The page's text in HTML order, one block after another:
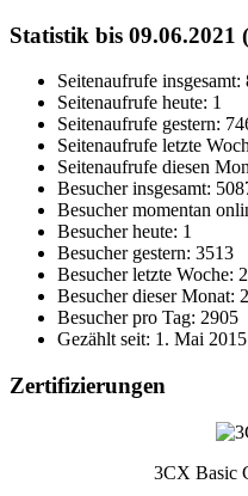
Statistik bis 09.06.2021
Seitenaufrufe insgesamt:
Seitenaufrufe heute: 1
Seitenaufrufe gestern:
Seitenaufrufe letzte
Seitenaufrufe diesen
Besucher insgesamt:
Besucher momentan
Besucher heute: 1
Besucher gestern: 3513
Besucher letzte Woche:
Besucher dieser Monat:
Besucher pro Tag: 2905
Gezählt seit: 1. Mai 2015
Zertifizierungen
3CX Basic